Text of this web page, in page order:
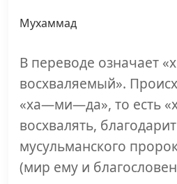
Мухаммад
В переводе означает
восхваляемый».
«ха—ми—да», то есть
восхвалять,
мусульманского
(мир ему и